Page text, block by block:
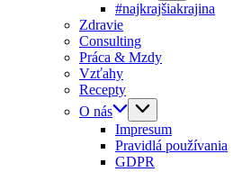
#najkrajšiakrajina
Zdravie
Consulting
Práca & Mzdy
Vzťahy
Recepty
O nás
Impresum
Pravidlá používania
GDPR